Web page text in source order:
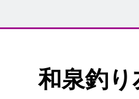
和泉釣り